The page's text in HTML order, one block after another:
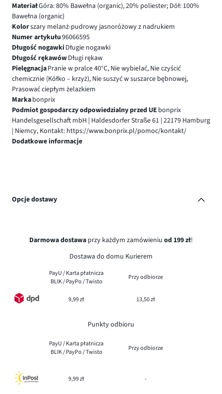
MateriałGóra: 80% Bawełna (organic), 20% poliester; Dół: 100%
Bawełna (organic)
Kolorszary melanż-pudrowy jasnoróżowy z nadrukiem
Numer artykułu96066595
Długość nogawki Długie nogawki
Długość rękawówDługi rękaw
PielęgnacjaPranie w pralce 40°C, Nie wybielać, Nie czyścić
chemicznie (Kółko – krzyż), Nie suszyć w suszarce bębnowej,
Prasować ciepłym żelazkiem
Markabonprix
Podmiot gospodarczy odpowiedzialny przed UE bonprix
Handelsgesellschaft mbH | Haldesdorfer Straße 61 | 22179 Hamburg
| Niemcy, Kontakt: https://www.bonprix.pl/pomoc/kontakt/
Dodatkowe informacje
Opcje dostawy
Darmowa dostawa przy każdym zamówieniu od 199 zł!
Dostawa do domu Kurierem
PayU / Karta płatnicza
BLIK / PayPo / Twisto
Przy odbiorze
9,99 zł 13,50 zł
Punkty odbioru
PayU / Karta płatnicza
BLIK / PayPo / Twisto
Przy odbiorze
9,99 zł -